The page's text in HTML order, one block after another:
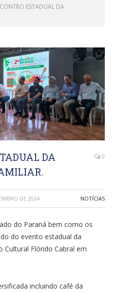
ESTADUAL DA
DA
0
DE 2024 NOTÍCIAS
do Paraná bem como os
do evento estadual da
Cultural Flórido Cabral em
incluindo café da